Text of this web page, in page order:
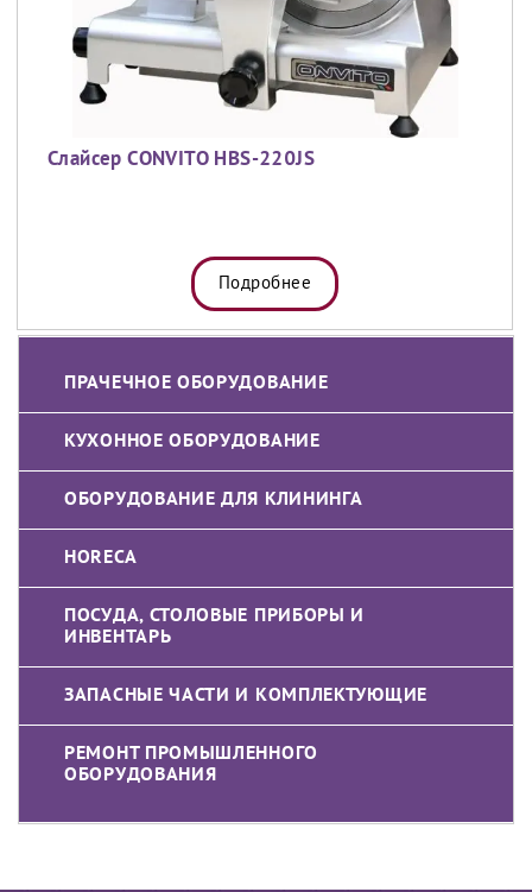
ПРАЧЕЧНОЕ ОБОРУДОВАНИЕ
КУХОННОЕ ОБОРУДОВАНИЕ
ОБОРУДОВАНИЕ ДЛЯ КЛИНИНГА
HORECA
ПОСУДА, СТОЛОВЫЕ ПРИБОРЫ И
ИНВЕНТАРЬ
ЗАПАСНЫЕ ЧАСТИ И КОМПЛЕКТУЮЩИЕ
РЕМОНТ ПРОМЫШЛЕННОГО
ОБОРУДОВАНИЯ
Слайсер CONVITO HBS-220JS
Подробнее